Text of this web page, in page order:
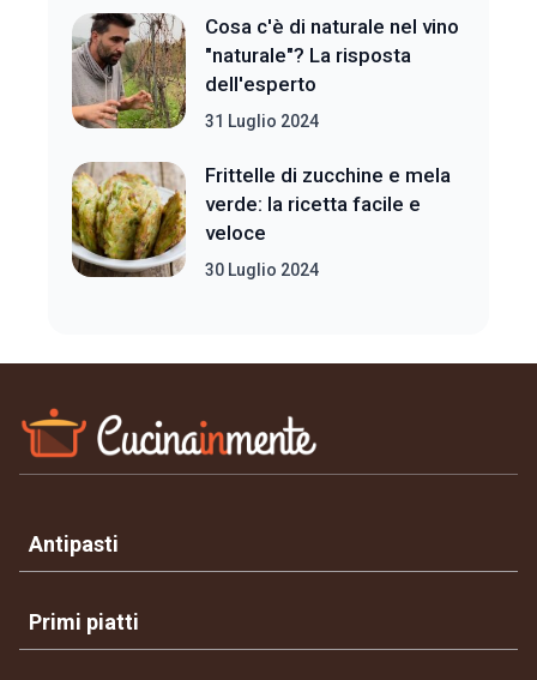
Cosa c'è di naturale nel vino
"naturale"? La risposta
dell'esperto
31 Luglio 2024
Frittelle di zucchine e mela
verde: la ricetta facile e
veloce
30 Luglio 2024
Antipasti
Primi piatti